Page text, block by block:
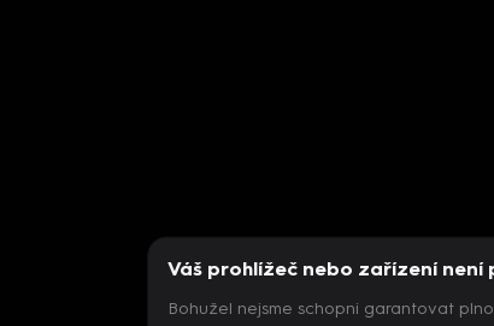
Váš prohlížeč nebo zařízení není
Bohužel nejsme schopni garantovat